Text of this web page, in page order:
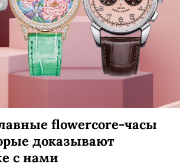
flowercore-часы
доказывают
с нами